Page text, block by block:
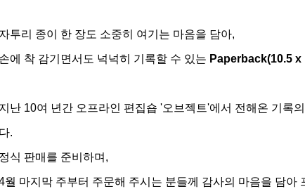
자투리 종이 한 장도 소중히 여기는 마음을 담아,
손에 착 감기면서도 넉넉히 기록할 수 있는 Paperback(10.5 x
지난 10여 년간 오프라인 편집숍 '오브젝트'에서 전해온 기록
다.
정식 판매를 준비하며,
월 마지막 주부터 주문해 주시는 분들께 감사의 마음을 담아